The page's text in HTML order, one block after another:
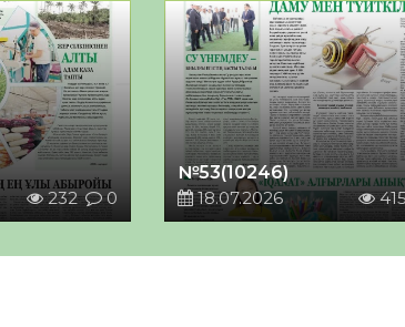
232 0
№53(10246)
18.07.2026
415